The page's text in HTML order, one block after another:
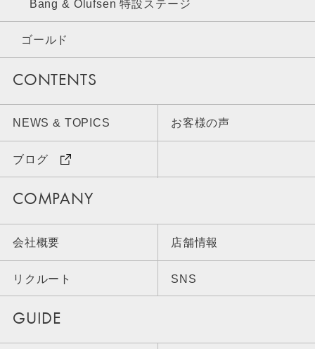
Bang & Olufsen 特設ステージ
ゴールド
CONTENTS
NEWS & TOPICS お客様の声
ブログ
COMPANY
会社概要 店舗情報
リクルート SNS
GUIDE